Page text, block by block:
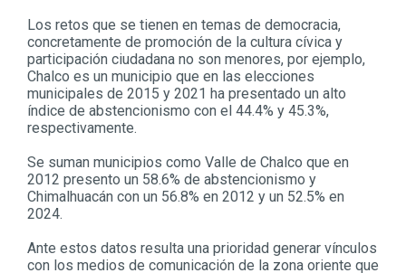
Los retos que se tienen en temas de democracia,
concretamente de promoción de la cultura cívica y
participación ciudadana no son menores, por ejemplo,
Chalco es un municipio que en las elecciones
municipales de 2015 y 2021 ha presentado un alto
índice de abstencionismo con el 44.4% y 45.3%,
respectivamente.
Se suman municipios como Valle de Chalco que en
2012 presento un 58.6% de abstencionismo у
Chimalhuacán con un 56.8% en 2012 y un 52.5% en
2024.
Ante estos datos resulta una prioridad generar vínculos
con los medios de comunicación de la zona oriente que